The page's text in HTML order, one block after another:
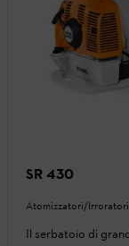
SR 430
Atomizzatori/Irroratori
Il serbatoio di